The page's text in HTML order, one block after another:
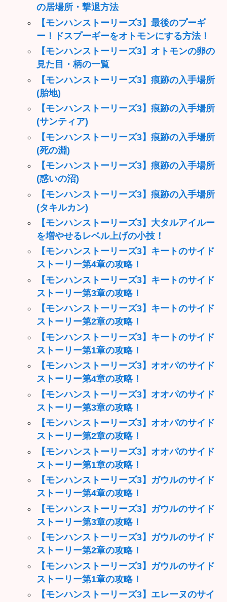
の居場所・撃退方法
【モンハンストーリーズ3】最後のプーギ
ー！ドスプーギーをオトモンにする方法！
【モンハンストーリーズ3】オトモンの卵の
見た目・柄の一覧
【モンハンストーリーズ3】痕跡の入手場所
(胎地)
【モンハンストーリーズ3】痕跡の入手場所
(サンティア)
【モンハンストーリーズ3】痕跡の入手場所
(死の淵)
【モンハンストーリーズ3】痕跡の入手場所
(惑いの沼)
【モンハンストーリーズ3】痕跡の入手場所
(タキルカン)
【モンハンストーリーズ3】大タルアイルー
を増やせるレベル上げの小技！
【モンハンストーリーズ3】キートのサイド
ストーリー第4章の攻略！
【モンハンストーリーズ3】キートのサイド
ストーリー第3章の攻略！
【モンハンストーリーズ3】キートのサイド
ストーリー第2章の攻略！
【モンハンストーリーズ3】キートのサイド
ストーリー第1章の攻略！
【モンハンストーリーズ3】オオパのサイド
ストーリー第4章の攻略！
【モンハンストーリーズ3】オオパのサイド
ストーリー第3章の攻略！
【モンハンストーリーズ3】オオパのサイド
ストーリー第2章の攻略！
【モンハンストーリーズ3】オオパのサイド
ストーリー第1章の攻略！
【モンハンストーリーズ3】ガウルのサイド
ストーリー第4章の攻略！
【モンハンストーリーズ3】ガウルのサイド
ストーリー第3章の攻略！
【モンハンストーリーズ3】ガウルのサイド
ストーリー第2章の攻略！
【モンハンストーリーズ3】ガウルのサイド
ストーリー第1章の攻略！
【モンハンストーリーズ3】エレーヌのサイ